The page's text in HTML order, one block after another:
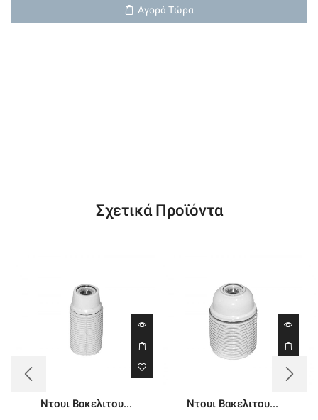
Ροδελες
Μαυρο
Αγορά Τώρα
Σχετικά Προϊόντα
Ντουι Βακελιτου... Ντουι Βακελιτου...